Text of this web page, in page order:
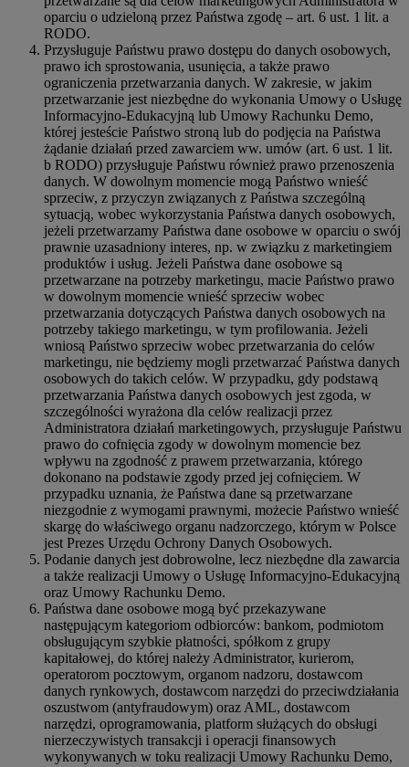
oparciu o udzieloną przez Państwa zgodę – art. 6 ust. 1 lit. a
RODO.
Przysługuje Państwu prawo dostępu do danych osobowych,
prawo ich sprostowania, usunięcia, a także prawo
ograniczenia przetwarzania danych. W zakresie, w jakim
przetwarzanie jest niezbędne do wykonania Umowy o Usługę
Informacyjno-Edukacyjną lub Umowy Rachunku Demo,
której jesteście Państwo stroną lub do podjęcia na Państwa
żądanie działań przed zawarciem ww. umów (art. 6 ust. 1 lit.
b RODO) przysługuje Państwu również prawo przenoszenia
danych. W dowolnym momencie mogą Państwo wnieść
sprzeciw, z przyczyn związanych z Państwa szczególną
sytuacją, wobec wykorzystania Państwa danych osobowych,
jeżeli przetwarzamy Państwa dane osobowe w oparciu o swój
prawnie uzasadniony interes, np. w związku z marketingiem
produktów i usług. Jeżeli Państwa dane osobowe są
przetwarzane na potrzeby marketingu, macie Państwo prawo
w dowolnym momencie wnieść sprzeciw wobec
przetwarzania dotyczących Państwa danych osobowych na
potrzeby takiego marketingu, w tym profilowania. Jeżeli
wniosą Państwo sprzeciw wobec przetwarzania do celów
marketingu, nie będziemy mogli przetwarzać Państwa danych
osobowych do takich celów. W przypadku, gdy podstawą
przetwarzania Państwa danych osobowych jest zgoda, w
szczególności wyrażona dla celów realizacji przez
Administratora działań marketingowych, przysługuje Państwu
prawo do cofnięcia zgody w dowolnym momencie bez
wpływu na zgodność z prawem przetwarzania, którego
dokonano na podstawie zgody przed jej cofnięciem. W
przypadku uznania, że Państwa dane są przetwarzane
niezgodnie z wymogami prawnymi, możecie Państwo wnieść
skargę do właściwego organu nadzorczego, którym w Polsce
jest Prezes Urzędu Ochrony Danych Osobowych.
Podanie danych jest dobrowolne, lecz niezbędne dla zawarcia
a także realizacji Umowy o Usługę Informacyjno-Edukacyjną
oraz Umowy Rachunku Demo.
Państwa dane osobowe mogą być przekazywane
następującym kategoriom odbiorców: bankom, podmiotom
obsługującym szybkie płatności, spółkom z grupy
kapitałowej, do której należy Administrator, kurierom,
operatorom pocztowym, organom nadzoru, dostawcom
danych rynkowych, dostawcom narzędzi do przeciwdziałania
oszustwom (antyfraudowym) oraz AML, dostawcom
narzędzi, oprogramowania, platform służących do obsługi
nierzeczywistych transakcji i operacji finansowych
wykonywanych w toku realizacji Umowy Rachunku Demo,